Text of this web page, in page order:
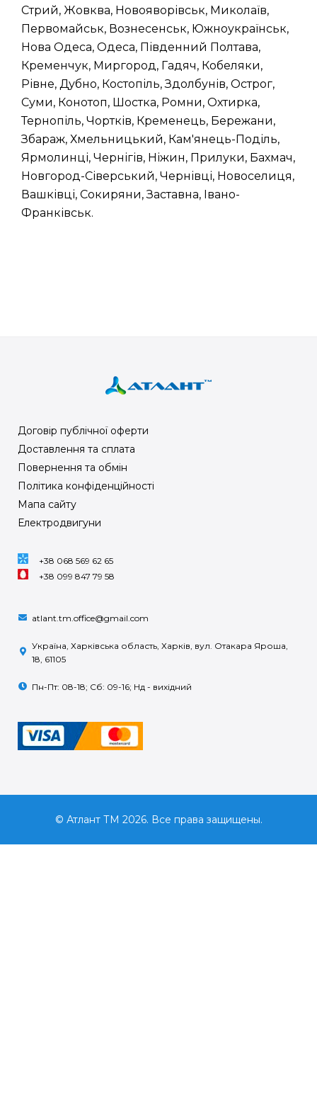
Стрий, Жовква, Новояворівськ, Миколаїв,
Первомайськ, Вознесенськ, Южноукраїнськ,
Нова Одеса, Одеса, Південний Полтава,
Кременчук, Миргород, Гадяч, Кобеляки,
Рівне, Дубно, Костопіль, Здолбунів, Острог,
Суми, Конотоп, Шостка, Ромни, Охтирка,
Тернопіль, Чортків, Кременець, Бережани,
Збараж, Хмельницький, Кам'янець-Поділь,
Ярмолинці, Чернігів, Ніжин, Прилуки, Бахмач,
Новгород-Сіверський, Чернівці, Новоселиця,
Вашківці, Сокиряни, Заставна, Івано-
Франківськ.
Договір публічної оферти
Доставлення та сплата
Повернення та обмін
Політика конфіденційності
Мапа сайту
Електродвигуни
+38 068 569 62 65
+38 099 847 79 58
atlant.tm.office@gmail.com
Україна, Харківська область, Харків, вул. Отакара Яроша,
18, 61105
Пн-Пт: 08-18; Сб: 09-16; Нд - вихідний
© Атлант ТМ 2026. Все права защищены.